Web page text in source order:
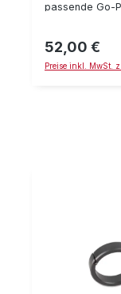
passende Go-
Halterung
Regulärer Preis:
52,00 €
Preise inkl. MwSt.